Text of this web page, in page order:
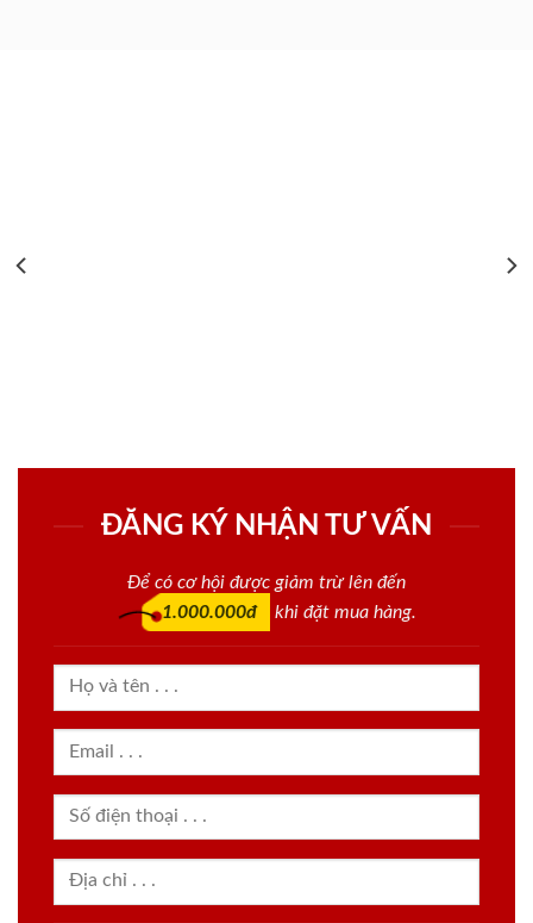
ĐĂNG KÝ NHẬN TƯ VẤN
Để có cơ hội được giảm trừ lên đến
1.000.000đ
khi đặt mua hàng.